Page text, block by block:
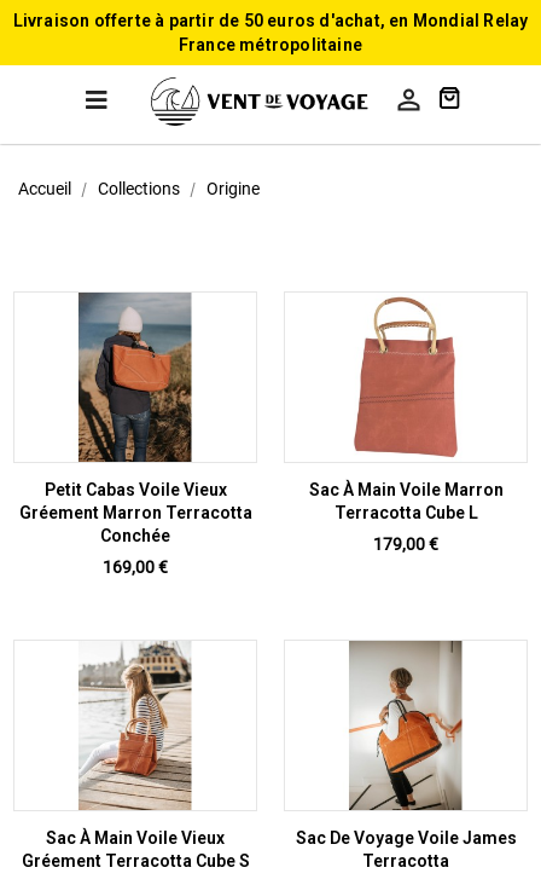
Livraison offerte à partir de 50 euros d'achat, en Mondial Relay
France métropolitaine

Accueil Collections Origine
Petit Cabas Voile Vieux
Gréement Marron Terracotta
Conchée
Prix
169,00 €
Sac À Main Voile Marron
Terracotta Cube L
Prix
179,00 €
Sac À Main Voile Vieux
Gréement Terracotta Cube S
Sac De Voyage Voile James
Terracotta